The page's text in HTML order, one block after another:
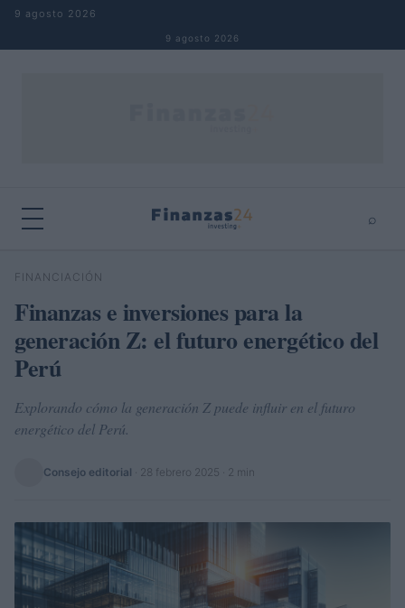
Saltar al contenido
9 agosto 2026
9 agosto 2026
⌕
Buscar
FINANCIACIÓN
Finanzas e inversiones para la
generación Z: el futuro energético del
Perú
Explorando cómo la generación Z puede influir en el futuro
energético del Perú.
Consejo editorial 28 febrero 2025 · 2 min